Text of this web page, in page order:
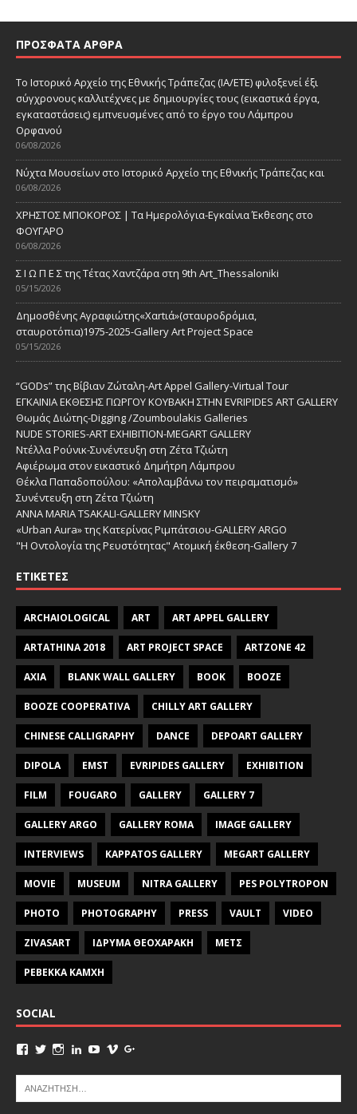
ΠΡΌΣΦΑΤΑ ΆΡΘΡΑ
Το Ιστορικό Αρχείο της Εθνικής Τράπεζας (ΙΑ/ΕΤΕ) φιλοξενεί έξι
σύγχρονους καλλιτέχνες με δημιουργίες τους (εικαστικά έργα,
εγκαταστάσεις) εμπνευσμένες από το έργο του Λάμπρου
Ορφανού
06/08/2026
Νύχτα Μουσείων στο Ιστορικό Αρχείο της Εθνικής Τράπεζας και
06/08/2026
ΧΡΗΣΤΟΣ ΜΠΟΚΟΡΟΣ | Τα Ημερολόγια-Εγκαίνια Έκθεσης στο
ΦΟΥΓΑΡΟ
06/08/2026
Σ Ι Ω Π Ε Σ της Τέτας Χαντζάρα στη 9th Art_Thessaloniki
05/15/2026
Δημοσθένης Αγραφιώτης«Xαrtιά»(σταυροδρόμια,
σταυροτόπια)1975-2025-Gallery Art Project Space
05/15/2026
“GODs” της Βίβιαν Ζώταλη-Art Appel Gallery-Virtual Tour
ΕΓΚΑΙΝΙΑ ΕΚΘΕΣΗΣ ΓΙΩΡΓΟΥ ΚΟΥΒΑΚΗ ΣΤΗΝ EVRIPIDES ART GALLERY
Θωμάς Διώτης-Digging /Zoumboulakis Galleries
NUDE STORIES-ΑRT EXHIBITION-MEGART GALLERY
Ντέλλα Ρούνικ-Συνέντευξη στη Ζέτα Τζιώτη
Αφιέρωμα στον εικαστικό Δημήτρη Λάμπρου
Θέκλα Παπαδοπούλου: «Απολαμβάνω τον πειραματισμό»
Συνέντευξη στη Ζέτα Τζιώτη
ANNA MARIA TSAKALI-GALLERY MINSKY
«Urban Aura» της Κατερίνας Ριμπάτσιου-GALLERY ARGO
"Η Οντολογία της Ρευστότητας" Ατομική έκθεση-Gallery 7
ΕΤΙΚΈΤΕΣ
ARCHAIOLOGICAL ART ART APPEL GALLERY
ARTATHINA 2018 ART PROJECT SPACE ARTZONE 42
AXIA BLANK WALL GALLERY BOOK BOOZE
BOOZE COOPERATIVA CHILLY ART GALLERY
CHINESE CALLIGRAPHY DANCE DEPOART GALLERY
DIPOLA EMST EVRIPIDES GALLERY EXHIBITION
FILM FOUGARO GALLERY GALLERY 7
GALLERY ARGO GALLERY ROMA IMAGE GALLERY
INTERVIEWS KAPPATOS GALLERY MEGART GALLERY
MOVIE MUSEUM NITRA GALLERY PES POLYTROPON
PHOTO PHOTOGRAPHY PRESS VAULT VIDEO
ZIVASART ΙΔΡΥΜΑ ΘΕΟΧΑΡΑΚΗ ΜΕΤΣ
ΡΕΒΕΚΚΑ ΚΑΜΧΗ
SOCIAL